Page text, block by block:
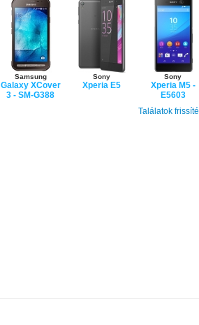
Samsung
Galaxy XCover
3 - SM-G388
Sony
Xperia E5
Sony
Xperia M5 -
E5603
Találatok